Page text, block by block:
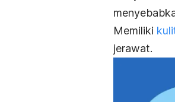
Memiliki
jerawat.